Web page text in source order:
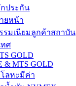
กประกัน
ยหน้า
รมเนียมลูกค้าสถาบัน
ทศ
GOLD
& MTS GOLD
ลหะมีค่า